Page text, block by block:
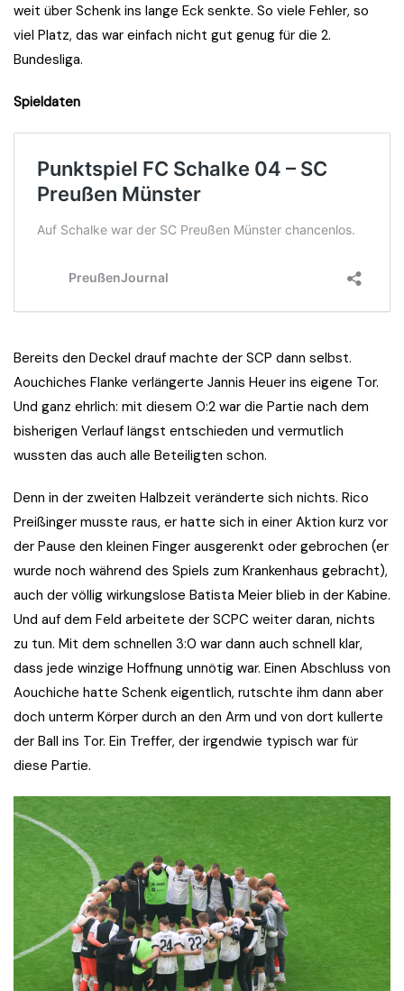
weit über Schenk ins lange Eck senkte. So viele Fehler, so
viel Platz, das war einfach nicht gut genug für die 2.
Bundesliga.
Spieldaten
Bereits den Deckel drauf machte der SCP dann selbst.
Aouchiches Flanke verlängerte Jannis Heuer ins eigene Tor.
Und ganz ehrlich: mit diesem 0:2 war die Partie nach dem
bisherigen Verlauf längst entschieden und vermutlich
wussten das auch alle Beteiligten schon.
Denn in der zweiten Halbzeit veränderte sich nichts. Rico
Preißinger musste raus, er hatte sich in einer Aktion kurz vor
der Pause den kleinen Finger ausgerenkt oder gebrochen (er
wurde noch während des Spiels zum Krankenhaus gebracht),
auch der völlig wirkungslose Batista Meier blieb in der Kabine.
Und auf dem Feld arbeitete der SCPC weiter daran, nichts
zu tun. Mit dem schnellen 3:0 war dann auch schnell klar,
dass jede winzige Hoffnung unnötig war. Einen Abschluss von
Aouchiche hatte Schenk eigentlich, rutschte ihm dann aber
doch unterm Körper durch an den Arm und von dort kullerte
der Ball ins Tor. Ein Treffer, der irgendwie typisch war für
diese Partie.